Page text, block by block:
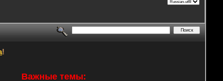
!
Важные темы: